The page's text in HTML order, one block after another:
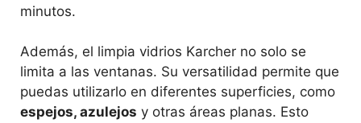
minutos.
Además, el limpia vidrios Karcher no solo se
limita a las ventanas. Su versatilidad permite que
puedas utilizarlo en diferentes superficies, como
espejos, azulejos y otras áreas planas. Esto